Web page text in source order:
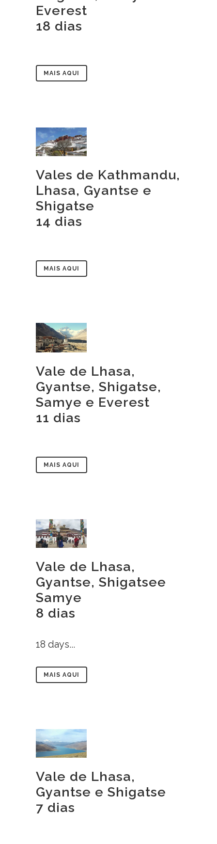
Everest
18 dias
MAIS AQUI
Vales de Kathmandu,
Lhasa, Gyantse e
Shigatse
14 dias
MAIS AQUI
Vale de Lhasa,
Gyantse, Shigatse,
Samye e Everest
11 dias
MAIS AQUI
Vale de Lhasa,
Gyantse, Shigatsee
Samye
8 dias
18 days...
MAIS AQUI
Vale de Lhasa,
Gyantse e Shigatse
7 dias